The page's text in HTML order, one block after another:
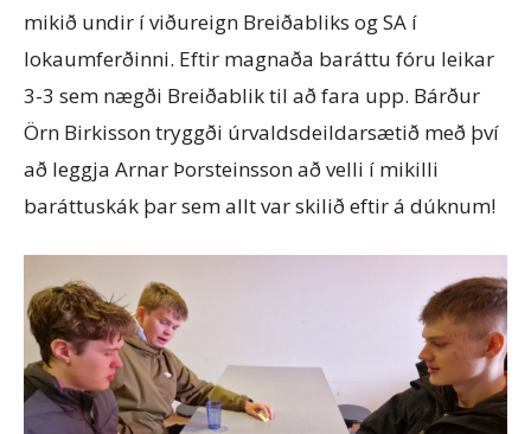
mikið undir í viðureign Breiðabliks og SA í
lokaumferðinni. Eftir magnaða baráttu fóru leikar
3-3 sem nægði Breiðablik til að fara upp. Bárður
Örn Birkisson tryggði úrvaldsdeildarsætið með því
að leggja Arnar Þorsteinsson að velli í mikilli
baráttuskák þar sem allt var skilið eftir á dúknum!